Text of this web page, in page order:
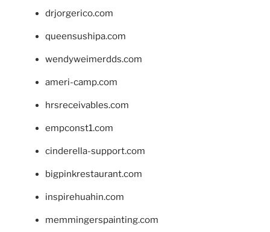
drjorgerico.com
queensushipa.com
wendyweimerdds.com
ameri-camp.com
hrsreceivables.com
empconst1.com
cinderella-support.com
bigpinkrestaurant.com
inspirehuahin.com
memmingerspainting.com